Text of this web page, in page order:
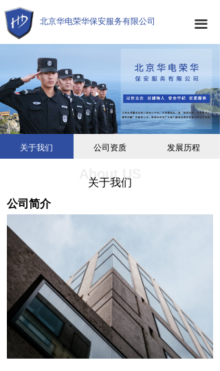
北京华电荣华保安服务有限公司 끀
网站首页
关于我们
项目展示
企业实力
企业文化
About US
关于我们
公司简介
关于我们 公司资质 发展历程